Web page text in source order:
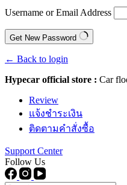
Username or Email Address
Get New Password
← Back to login
Hypecar official store : Car
Review
แจ้งชำระเงิน
ติดตามคำสั่งซื้อ
Support Center
Follow Us